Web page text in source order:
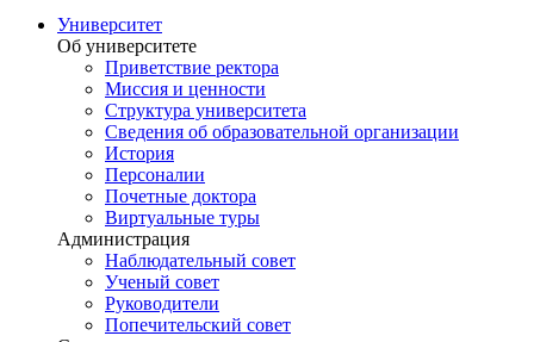
Университет
Об университете
Приветствие ректора
Миссия и ценности
Структура университета
Сведения об образовательной организации
История
Персоналии
Почетные доктора
Виртуальные туры
Администрация
Наблюдательный совет
Ученый совет
Руководители
Попечительский совет